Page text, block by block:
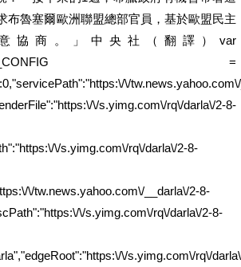
布魯塞爾歐洲聯盟總部官員，基於歐盟民主
協商。」中央社（翻譯）var
=
\/
\/s.yimg.com\/rq\/darla\/2-8-
\/s.yimg.com\/rq\/darla\/2-8-
\/tw.news.yahoo.com\/__darla\/2-8-
\/s.yimg.com\/rq\/darla\/2-8-
\/s.yimg.com\/rq\/